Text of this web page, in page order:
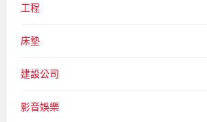
工程
床墊
建設公司
影音娛樂